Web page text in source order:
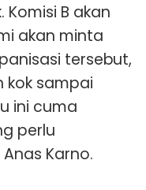
B akan
akan minta
tersebut,
kok sampai
ini cuma
perlu
Karno.